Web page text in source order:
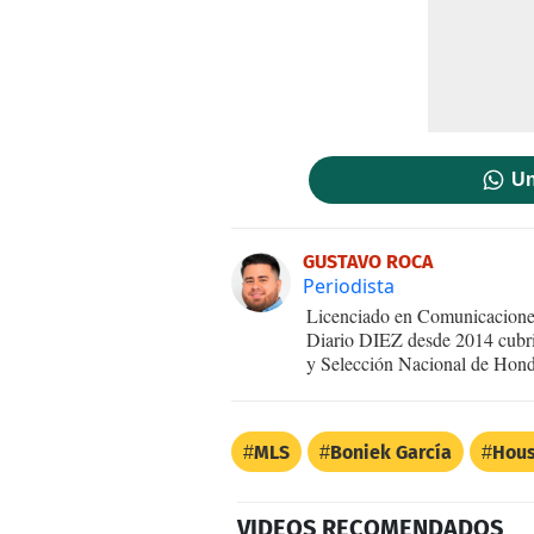
GUSTAVO ROCA
Periodista
Licenciado en
Diario DIEZ desde 2014
y Selección Nacional de
MLS Boniek García
VIDEOS RECOMENDADOS